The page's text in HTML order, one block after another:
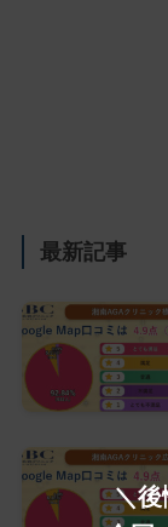
最新記事
＼後